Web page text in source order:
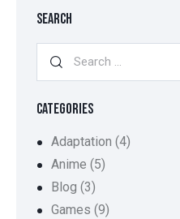
SEARCH
CATEGORIES
Adaptation (4)
Anime (5)
Blog (3)
Games (9)